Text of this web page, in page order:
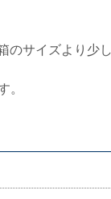
のサイズより少